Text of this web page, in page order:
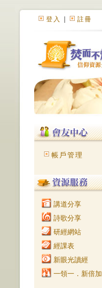
登入 註冊
帳戶管理
講道分享
詩歌分享
研經網站
經課表
新眼光讀經
一領一．新倍加